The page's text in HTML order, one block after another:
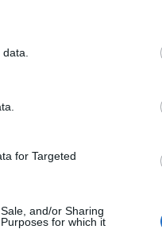
for Targeted
and/or Sharing
for which it
víg
Koncert